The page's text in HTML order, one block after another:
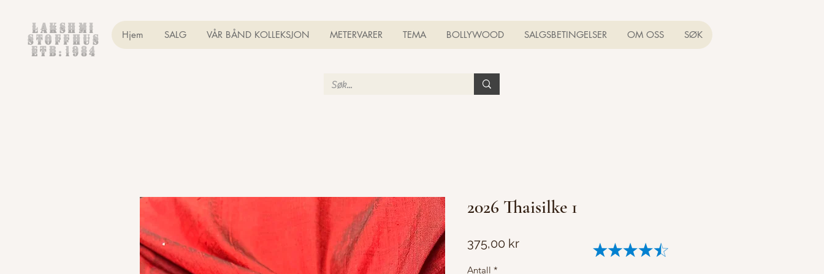
Lakshmi
Stoffhus
etb.1984
Hjem SALG VÅR BÅND KOLLEKSJON METERVARER TEMA BOLLYWOOD SALGSBETINGELSER OM OSS SØK
2026 Thaisilke 1
375,00 krPris
Antall *